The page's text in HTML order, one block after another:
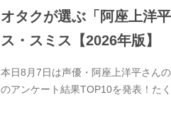
オタクが選ぶ「阿座上洋
ス・スミス【2026年版】
本日8月7日は声優・阿座上洋平さん
のアンケート結果TOP10を発表！た